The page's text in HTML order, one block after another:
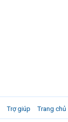
Trợ giúp Trang chủ